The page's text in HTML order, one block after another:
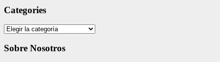
Categories
Categories
Sobre Nosotros